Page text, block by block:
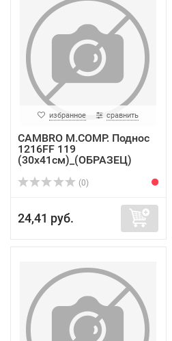
избранное сравнить
CAMBRO M.COMP. Поднос
1216FF 119
(30х41см)_(ОБРАЗЕЦ)
(0)
24,41 руб.